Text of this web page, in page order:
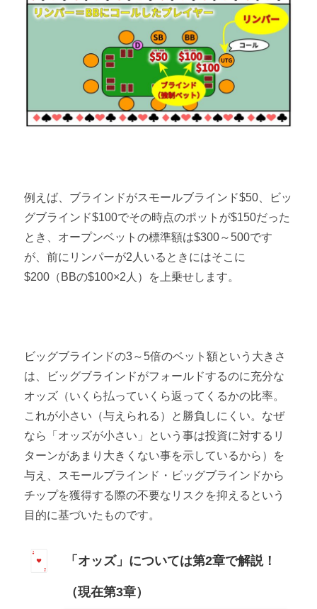
例えば、ブラインドがスモールブラインド$50、ビッ
グブラインド$100でその時点のポットが$150だった
とき、オープンベットの標準額は$300～500です
が、前にリンパーが2人いるときにはそこに
$200（BBの$100×2人）を上乗せします。
ビッグブラインドの3～5倍のベット額という大きさ
は、ビッグブラインドがフォールドするのに充分な
オッズ（いくら払っていくら返ってくるかの比率。
これが小さい（与えられる）と勝負しにくい。なぜ
なら「オッズが小さい」という事は投資に対するリ
ターンがあまり大きくない事を示しているから）を
与え、スモールブラインド・ビッグブラインドから
チップを獲得する際の不要なリスクを抑えるという
目的に基づいたものです。
「オッズ」については第2章で解説！
（現在第3章）